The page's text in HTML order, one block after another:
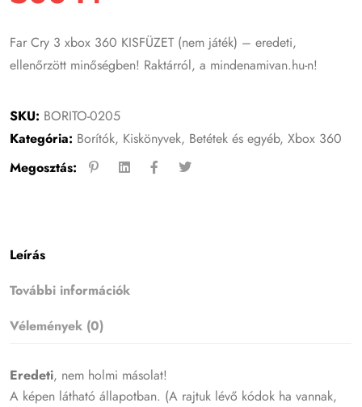
Far Cry 3 xbox 360 KISFÜZET (nem játék) – eredeti,
ellenőrzött minőségben! Raktárról, a mindenamivan.hu-n!
SKU: BORITO-0205
Kategória: Borítók, Kiskönyvek, Betétek és egyéb,Xbox 360
Megosztás:
Leírás
További információk
Vélemények (0)
Eredeti, nem holmi másolat!
A képen látható állapotban. (A rajtuk lévő kódok ha vannak,